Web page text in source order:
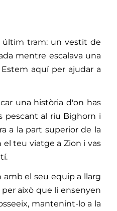
últim tram: un vestit de
mentre escalava una
aquí per ajudar a
una història d'on has
pescant al riu Bighorn i
a la part superior de la
teu viatge a Zion i vas
el seu equip a llarg
això que li ensenyen
mantenint-lo a la